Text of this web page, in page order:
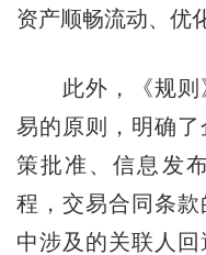
资产顺畅流动、优
此外，《规则
易的原则，明确
策批准、信息发
程，交易合同条
中涉及的关联人